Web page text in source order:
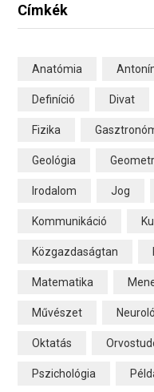
Címkék
Anatómia
Definíció Divat
Fizika
Geológia
Irodalom Jog
Kommunikáció
Közgazdaságtan
Matematika
Művészet
Oktatás
Pszichológia